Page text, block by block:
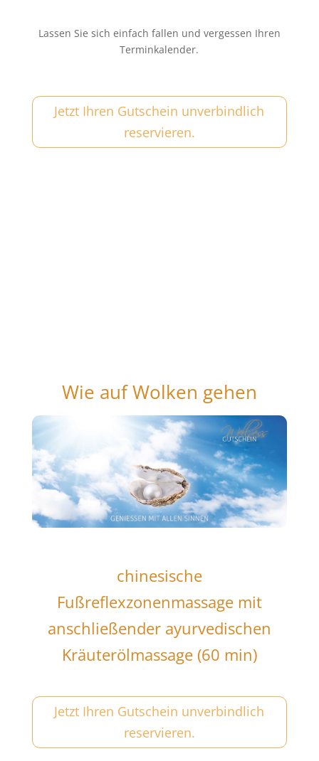
Lassen Sie sich einfach fallen und vergessen Ihren
Terminkalender.
Jetzt Ihren Gutschein unverbindlich
reservieren.
Wie auf Wolken gehen
chinesische
Fußreflexzonenmassage mit
anschließender ayurvedischen
Kräuterölmassage (60 min)
Jetzt Ihren Gutschein unverbindlich
reservieren.